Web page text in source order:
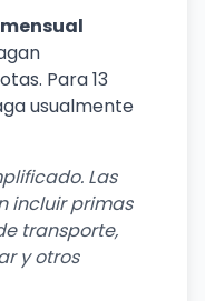
Para 13
usualmente
Las
incluir primas
transporte,
y otros